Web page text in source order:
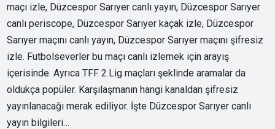
maçı izle, Düzcespor Sarıyer canlı yayın, Düzcespor Sarıyer
canlı periscope, Düzcespor Sarıyer kaçak izle, Düzcespor
Sarıyer maçını canlı yayın, Düzcespor Sarıyer maçını şifresiz
izle. Futbolseverler bu maçı canlı izlemek için arayış
içerisinde. Ayrıca TFF 2.Lig maçları şeklinde aramalar da
oldukça popüler. Karşılaşmanın hangi kanaldan şifresiz
yayınlanacağı merak ediliyor. İşte Düzcespor Sarıyer canlı
yayın bilgileri…